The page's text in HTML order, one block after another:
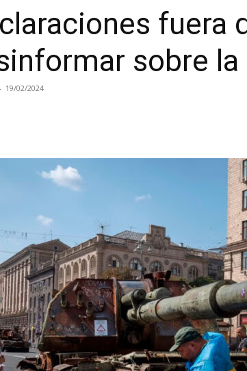
fuera
sobre la
19/02/2024